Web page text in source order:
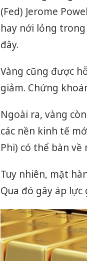
(Fed) Jerome
hay nới lỏng
đây.
Vàng cũng được
giảm. Chứng
Ngoài ra, vàng
các nền kinh tế
Phi) có thể bàn
Tuy nhiên, mặt
Qua đó gây áp lực